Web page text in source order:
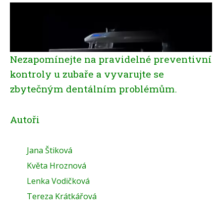
Nezapomínejte na pravidelné preventivní
kontroly u zubaře a vyvarujte se
zbytečným dentálním problémům.
Autoři
Jana Štiková
Květa Hroznová
Lenka Vodičková
Tereza Krátkářová